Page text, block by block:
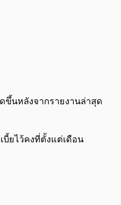
ขึ้นหลังจากรายงานล่าสุด
บี้ยไว้คงที่ตั้งแต่เดือน